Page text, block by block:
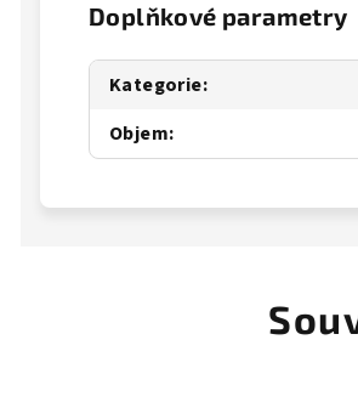
Doplňkové parametry
Kategorie:
Objem: